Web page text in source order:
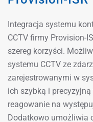
Integracja systemu
CCTV firmy Provision-
szereg korzyści.
systemu CCTV ze
zarejestrowanymi w
ich szybką i
reagowanie na
Dodatkowo umożliwia